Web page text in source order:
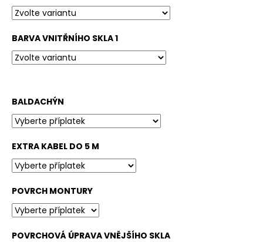
BARVA VNITŘNÍHO SKLA 1
BALDACHÝN
EXTRA KABEL DO 5 M
POVRCH MONTURY
POVRCHOVÁ ÚPRAVA VNĚJŠÍHO SKLA